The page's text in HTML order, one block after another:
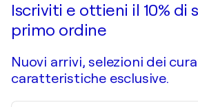
Iscriviti e ottieni il 10% di
primo ordine
Nuovi arrivi, selezioni dei
caratteristiche esclusive.